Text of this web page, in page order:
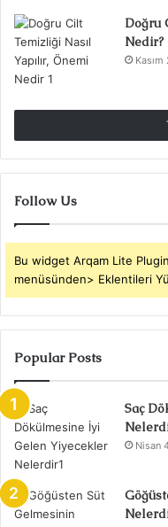
Doğru
Nedir?
Follow Us
Bu widget Arqam Lite
menüsünden> Eklentileri
Popular Posts
Saç
Nisan